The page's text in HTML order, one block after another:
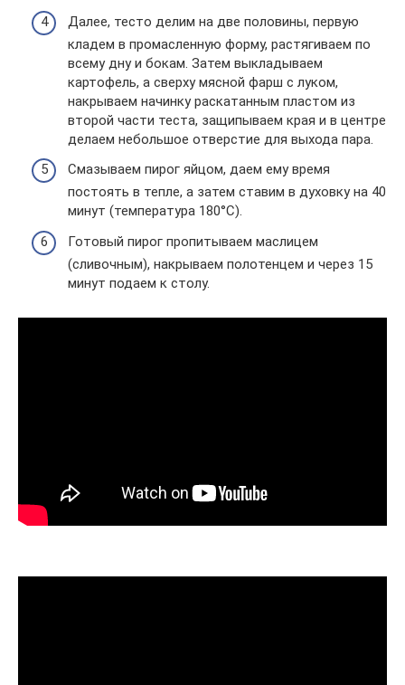
Далее, тесто делим на две половины, первую
кладем в промасленную форму, растягиваем по
всему дну и бокам. Затем выкладываем
картофель, а сверху мясной фарш с луком,
накрываем начинку раскатанным пластом из
второй части теста, защипываем края и в центре
делаем небольшое отверстие для выхода пара.
Смазываем пирог яйцом, даем ему время
постоять в тепле, а затем ставим в духовку на 40
минут (температура 180°С).
Готовый пирог пропитываем маслицем
(сливочным), накрываем полотенцем и через 15
минут подаем к столу.